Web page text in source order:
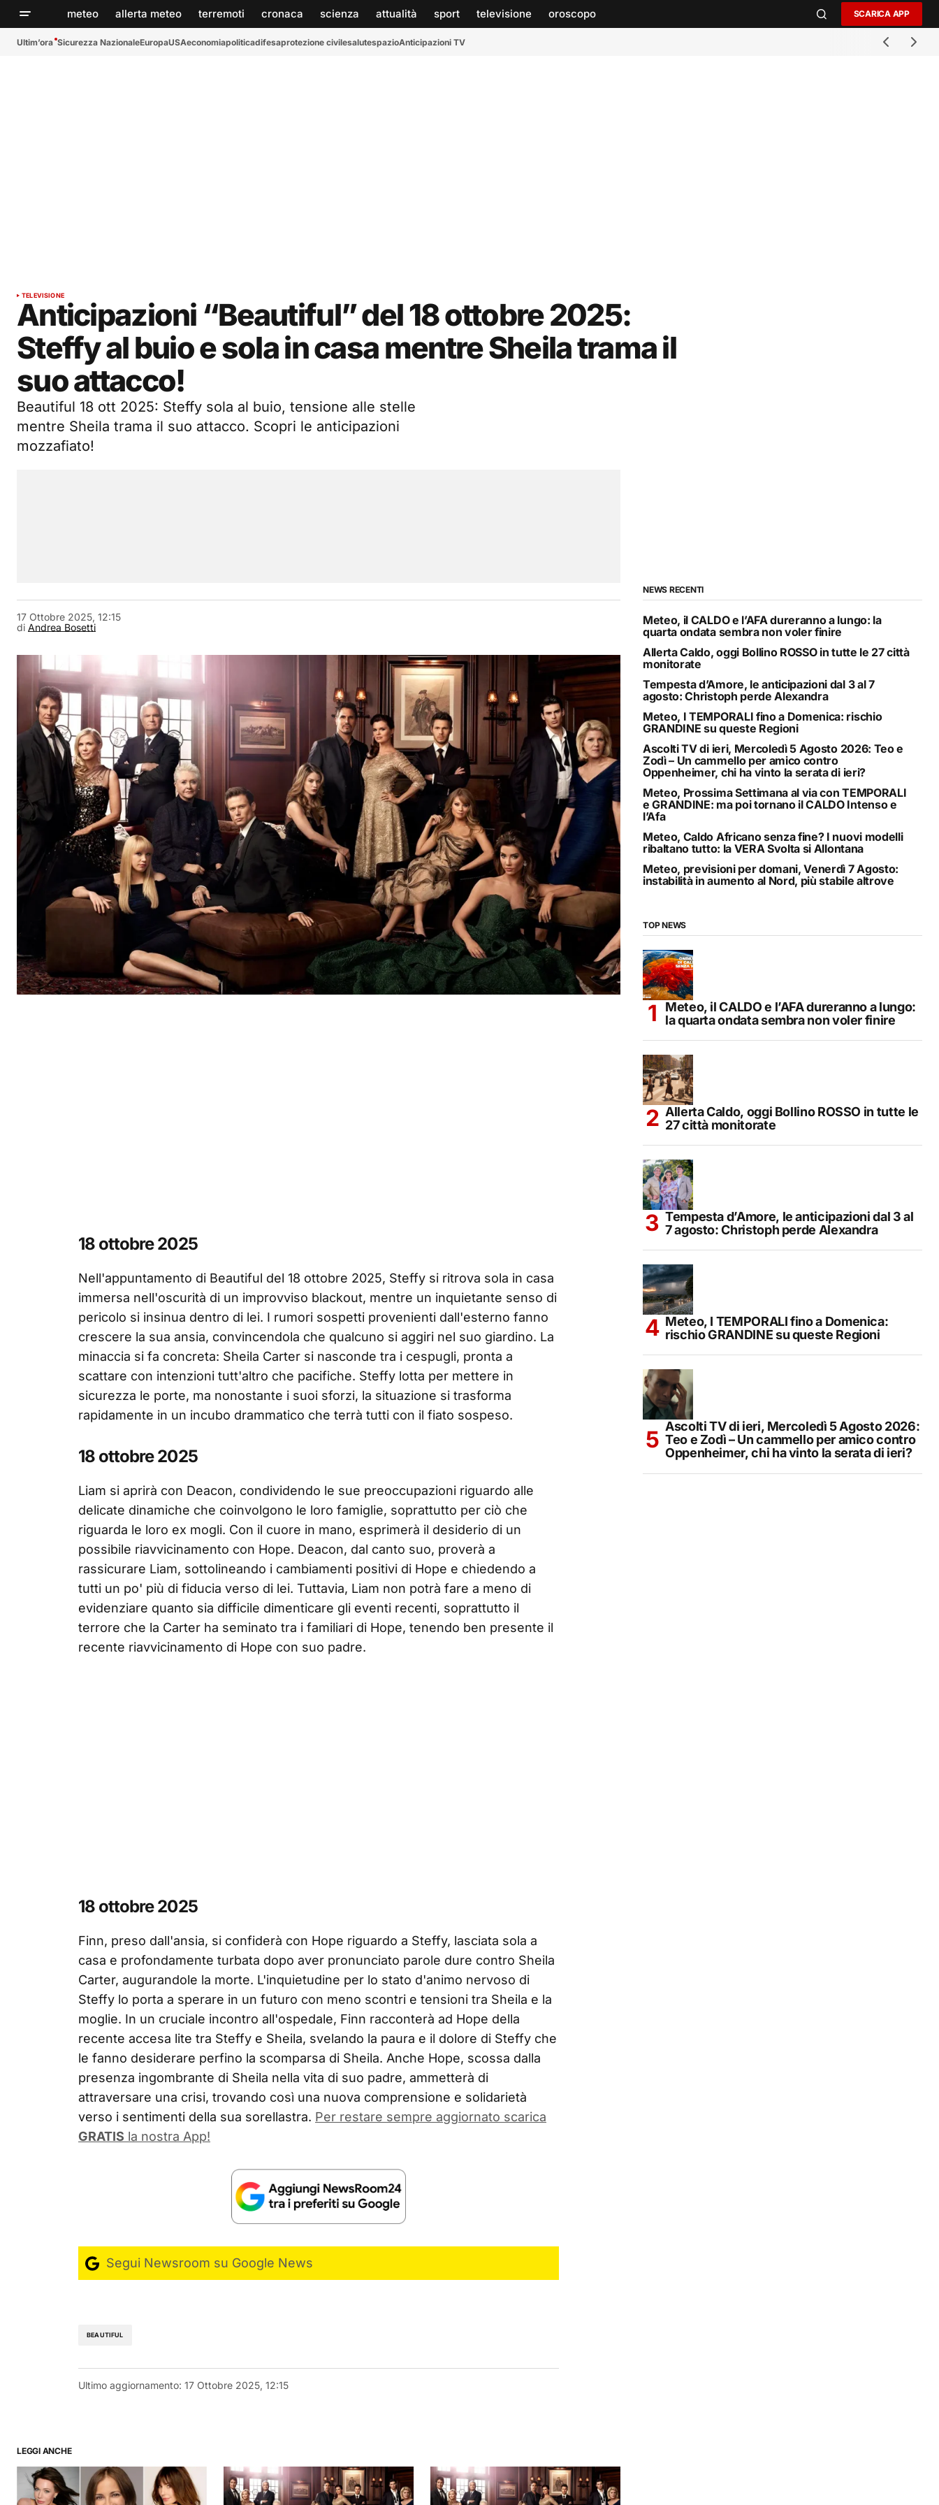
meteo allerta meteo terremoti cronaca scienza attualità sport televisione oroscopo SCARICA APP
Ultim’ora Sicurezza NazionaleEuropaUSAeconomiapoliticadifesaprotezione civilesalutespazioAnticipazioni TV
TELEVISIONE
Anticipazioni “Beautiful” del 18 ottobre 2025:
Steffy al buio e sola in casa mentre Sheila trama il
suo attacco!
Beautiful 18 ott 2025: Steffy sola al buio, tensione alle stelle
mentre Sheila trama il suo attacco. Scopri le anticipazioni
mozzafiato!
di Andrea Bosetti
17 Ottobre 2025, 12:15
18 ottobre 2025
Nell'appuntamento di Beautiful del 18 ottobre 2025, Steffy si ritrova sola in casa
immersa nell'oscurità di un improvviso blackout, mentre un inquietante senso di
pericolo si insinua dentro di lei. I rumori sospetti provenienti dall'esterno fanno
crescere la sua ansia, convincendola che qualcuno si aggiri nel suo giardino. La
minaccia si fa concreta: Sheila Carter si nasconde tra i cespugli, pronta a
scattare con intenzioni tutt'altro che pacifiche. Steffy lotta per mettere in
sicurezza le porte, ma nonostante i suoi sforzi, la situazione si trasforma
rapidamente in un incubo drammatico che terrà tutti con il fiato sospeso.
18 ottobre 2025
Liam si aprirà con Deacon, condividendo le sue preoccupazioni riguardo alle
delicate dinamiche che coinvolgono le loro famiglie, soprattutto per ciò che
riguarda le loro ex mogli. Con il cuore in mano, esprimerà il desiderio di un
possibile riavvicinamento con Hope. Deacon, dal canto suo, proverà a
rassicurare Liam, sottolineando i cambiamenti positivi di Hope e chiedendo a
tutti un po' più di fiducia verso di lei. Tuttavia, Liam non potrà fare a meno di
evidenziare quanto sia difficile dimenticare gli eventi recenti, soprattutto il
terrore che la Carter ha seminato tra i familiari di Hope, tenendo ben presente il
recente riavvicinamento di Hope con suo padre.
18 ottobre 2025
Finn, preso dall'ansia, si confiderà con Hope riguardo a Steffy, lasciata sola a
casa e profondamente turbata dopo aver pronunciato parole dure contro Sheila
Carter, augurandole la morte. L'inquietudine per lo stato d'animo nervoso di
Steffy lo porta a sperare in un futuro con meno scontri e tensioni tra Sheila e la
moglie. In un cruciale incontro all'ospedale, Finn racconterà ad Hope della
recente accesa lite tra Steffy e Sheila, svelando la paura e il dolore di Steffy che
le fanno desiderare perfino la scomparsa di Sheila. Anche Hope, scossa dalla
presenza ingombrante di Sheila nella vita di suo padre, ammetterà di
attraversare una crisi, trovando così una nuova comprensione e solidarietà
verso i sentimenti della sua sorellastra. Per restare sempre aggiornato scarica
GRATIS la nostra App!
Segui Newsroom su Google News
BEAUTIFUL
Ultimo aggiornamento: 17 Ottobre 2025, 12:15
LEGGI ANCHE
NEWS RECENTI
Meteo, il CALDO e l’AFA dureranno a lungo: la
quarta ondata sembra non voler finire
Allerta Caldo, oggi Bollino ROSSO in tutte le 27 città
monitorate
Tempesta d’Amore, le anticipazioni dal 3 al 7
agosto: Christoph perde Alexandra
Meteo, I TEMPORALI fino a Domenica: rischio
GRANDINE su queste Regioni
Ascolti TV di ieri, Mercoledì 5 Agosto 2026: Teo e
Zodì – Un cammello per amico contro
Oppenheimer, chi ha vinto la serata di ieri?
Meteo, Prossima Settimana al via con TEMPORALI
e GRANDINE: ma poi tornano il CALDO Intenso e
l’Afa
Meteo, Caldo Africano senza fine? I nuovi modelli
ribaltano tutto: la VERA Svolta si Allontana
Meteo, previsioni per domani, Venerdì 7 Agosto:
instabilità in aumento al Nord, più stabile altrove
TOP NEWS
Meteo, il CALDO e l’AFA dureranno a lungo:
la quarta ondata sembra non voler finire
Allerta Caldo, oggi Bollino ROSSO in tutte le
27 città monitorate
Tempesta d’Amore, le anticipazioni dal 3 al
7 agosto: Christoph perde Alexandra
Meteo, I TEMPORALI fino a Domenica:
rischio GRANDINE su queste Regioni
Ascolti TV di ieri, Mercoledì 5 Agosto 2026:
Teo e Zodì – Un cammello per amico contro
Oppenheimer, chi ha vinto la serata di ieri?